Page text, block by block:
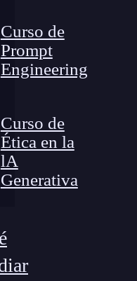
Curso de
Prompt
Engineering
Curso de
Ética en la
lA
Generativa